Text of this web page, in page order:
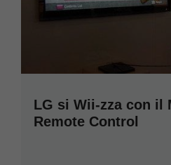
LG si Wii-zza con il
Remote Control